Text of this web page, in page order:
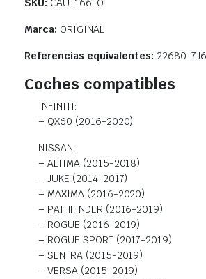
SKU: CAU-166-O
Marca: ORIGINAL
Referencias equivalentes: 22680-
Coches compatibles
INFINITI:
– QX60 (2016-2020)
NISSAN:
– ALTIMA (2015-2018)
– JUKE (2014-2017)
– MAXIMA (2016-2020)
– PATHFINDER (2016-2019)
– ROGUE (2016-2019)
– ROGUE SPORT (2017-2019)
– SENTRA (2015-2019)
– VERSA (2015-2019)